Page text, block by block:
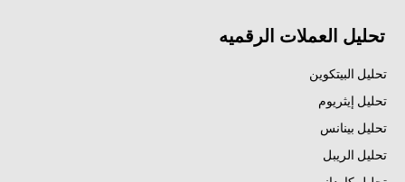
تحليل العملات الرقميه
تحليل البيتكوين
تحليل إيثريوم
تحليل بينانس
تحليل الريبل